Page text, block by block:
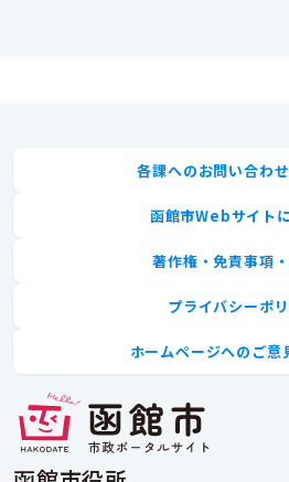
各課へのお問い合わ
函館市Webサイト
著作権・免責事項
プライバシーポ
ホームページへのご意